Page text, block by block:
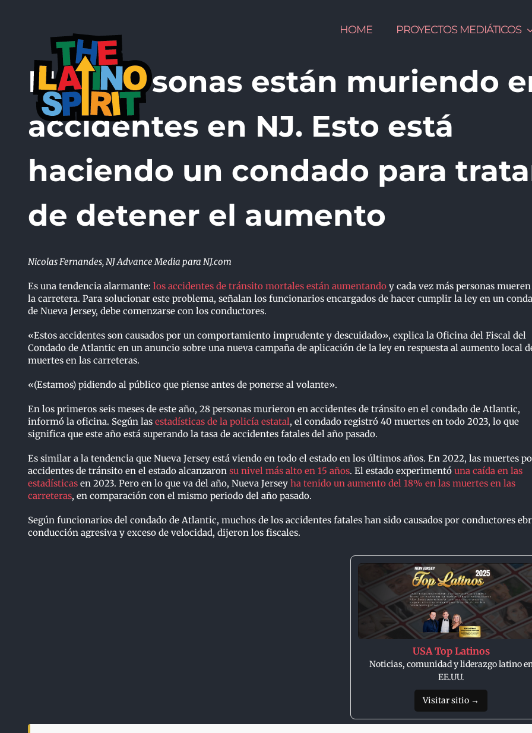
HOME PROYECTOS MEDIÁTICOS
Más personas están muriendo
accidentes en NJ. Esto está
haciendo un condado para
de detener el aumento
Nicolas Fernandes, NJ Advance Media para NJ.com
Es una tendencia alarmante: los accidentes de tránsito mortales están aumentando y cada vez más personas
la carretera. Para solucionar este problema, señalan los funcionarios encargados de hacer cumplir la ley en un
de Nueva Jersey, debe comenzarse con los conductores.
«Estos accidentes son causados ​​por un comportamiento imprudente y descuidado», explica la Oficina del Fiscal del
Condado de Atlantic en un anuncio sobre una nueva campaña de aplicación de la ley en respuesta al aumento local
muertes en las carreteras.
«(Estamos) pidiendo al público que piense antes de ponerse al volante».
En los primeros seis meses de este año, 28 personas murieron en accidentes de tránsito en el condado de Atlantic,
informó la oficina. Según las estadísticas de la policía estatal, el condado registró 40 muertes en todo 2023, lo que
significa que este año está superando la tasa de accidentes fatales del año pasado.
Es similar a la tendencia que Nueva Jersey está viendo en todo el estado en los últimos años. En 2022, las muertes
accidentes de tránsito en el estado alcanzaron su nivel más alto en 15 años. El estado experimentó una caída en las
estadísticas en 2023. Pero en lo que va del año, Nueva Jersey ha tenido un aumento del 18% en las muertes en las
carreteras, en comparación con el mismo periodo del año pasado.
Según funcionarios del condado de Atlantic, muchos de los accidentes fatales han sido causados ​​por conductores
conducción agresiva y exceso de velocidad, dijeron los fiscales.
USA Top Latinos
Noticias, comunidad y liderazgo latino
EE.UU.
Visitar sitio →